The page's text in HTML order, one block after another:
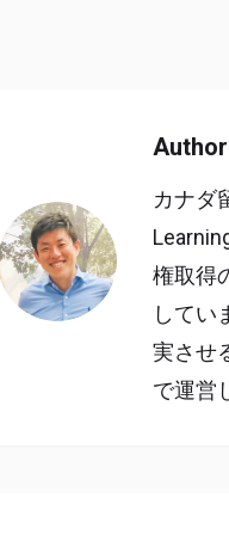
カナダ
権取得
してい
実させ
で運営